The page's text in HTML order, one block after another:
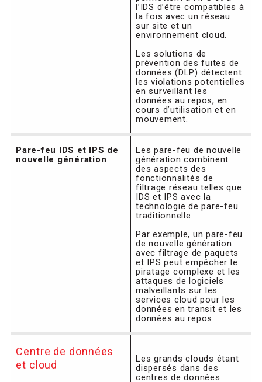
l’IDS d’être compatibles à
la fois avec un réseau
sur site et un
environnement cloud.
Les solutions de
prévention des fuites de
données (DLP) détectent
les violations potentielles
en surveillant les
données au repos, en
cours d’utilisation et en
mouvement.
Pare-feu IDS et IPS de
nouvelle génération
Les pare-feu de nouvelle
génération combinent
des aspects des
fonctionnalités de
filtrage réseau telles que
IDS et IPS avec la
technologie de pare-feu
traditionnelle.
Par exemple, un pare-feu
de nouvelle génération
avec filtrage de paquets
et IPS peut empêcher le
piratage complexe et les
attaques de logiciels
malveillants sur les
services cloud pour les
données en transit et les
données au repos.
Centre de données
et cloud
Les grands clouds étant
dispersés dans des
centres de données